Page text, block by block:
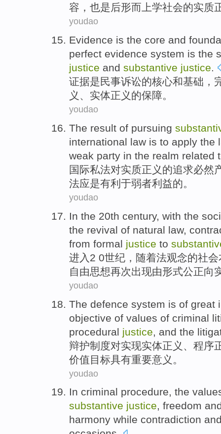
容， 也是后形而上学社会的实质
youdao
Evidence is the core and
perfect evidence system is the
justice and substantive justice.
证据是民事诉讼的核心和基础 ，
义 、 实体正义的保障。
youdao
The result of pursuing
international law is to apply the
weak party in the realm related
国际私法对实质正义 的追求必然
法应是有利于弱者利益的。
youdao
In the 20th century, with the
the revival of natural law,
from formal justice to
进入 2 0世纪 ， 随着法观念的社会
自由思想再次出现由形式公正向
youdao
The defence system is of great
objective of values of criminal
procedural justice and the
辩护制度对实现实体正义 程序
价值目标具有重要意义 。
youdao
In criminal procedure, the
substantive justice, freedom
harmony while contradiction